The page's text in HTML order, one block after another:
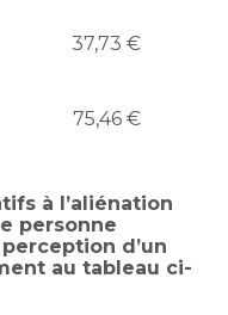
37,73 €
75,46 €
à l’aliénation
personne
d’un
au tableau ci-